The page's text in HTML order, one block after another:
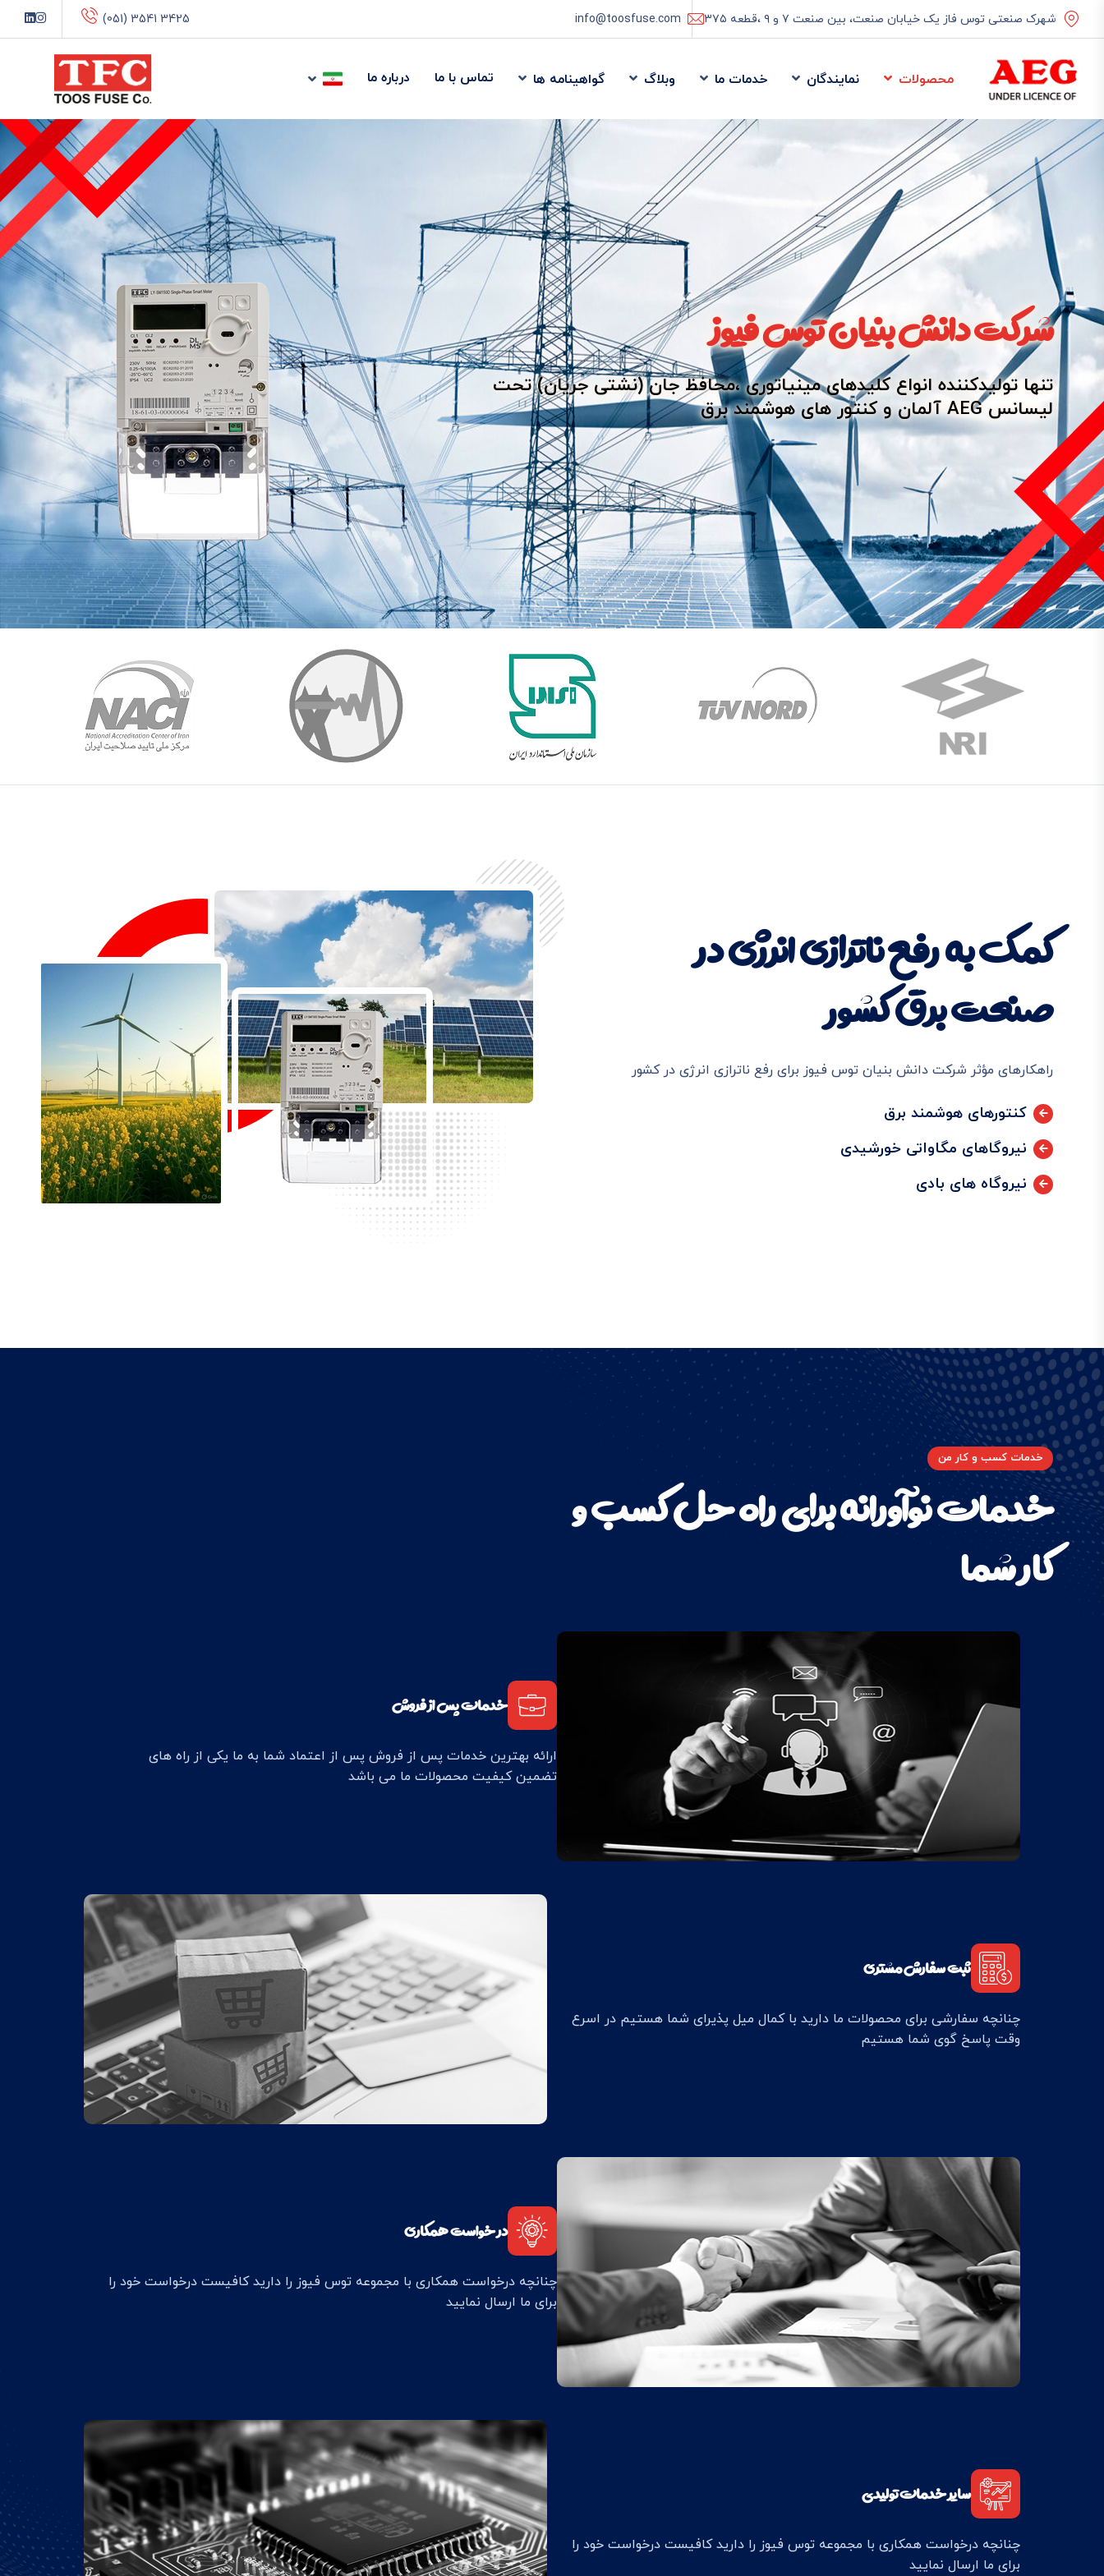
شهرک صنعتی توس فاز یک خیابان صنعت، بین صنعت ۷ و ۹ ،قطعه ۳۷۵ info@toosfuse.com
(051) 3541 3425
محصولات نمایندگان خدمات ما وبلاگ گواهینامه ها تماس با ما درباره ما
شرکت دانش بنیان توس فیوز
تنها تولیدکننده انواع کلیدهای مینیاتوری ،محافظ جان (نشتی جریان) تحت
لیسانس AEG آلمان و کنتور های هوشمند برق
کمک به رفع ناترازی انرژی در
صنعت برق کشور
راهکارهای مؤثر شرکت دانش بنیان توس فیوز برای رفع ناترازی انرژی در کشور
کنتورهای هوشمند برق
نیروگاهای مگاواتی خورشیدی
نیروگاه های بادی
خدمات کسب و کار من
خدمات نوآورانه برای راه حل کسب و
کار شما
خدمات پس از فروش
ارائه بهترین خدمات پس از فروش پس از اعتماد شما به ما یکی از راه های
تضمین کیفیت محصولات ما می باشد
ثبت سفارش مشتری
چنانچه سفارشی برای محصولات ما دارید با کمال میل پذیرای شما هستیم در اسرع
وقت پاسخ گوی شما هستیم
در خواست همکاری
چنانچه درخواست همکاری با مجموعه توس فیوز را دارید کافیست درخواست خود را
برای ما ارسال نمایید
سایر خدمات تولیدی
چنانچه درخواست همکاری با مجموعه توس فیوز را دارید کافیست درخواست خود را
برای ما ارسال نمایید